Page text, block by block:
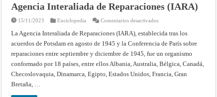
Agencia Interaliada de Reparaciones (IARA)
15/11/2023 Enciclopedia Comentarios desactivadosen
Interaliada
de
Reparaciones
La Agencia Interaliada de Reparaciones (IARA), establecida tras los
acuerdos de Potsdam en agosto de 1945 y la Conferencia de París sobre
reparaciones entre septiembre y diciembre de 1945, fue un organismo
conformado por 18 países, entre ellos Albania, Australia, Bélgica, Canadá,
Checoslovaquia, Dinamarca, Egipto, Estados Unidos, Francia, Gran
Bretaña, …